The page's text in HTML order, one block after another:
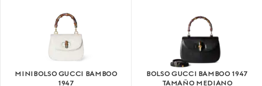
MINIBOLSO GUCCI BAMBOO
1947
BOLSO GUCCI BAMBOO 1947
TAMAÑO MEDIANO